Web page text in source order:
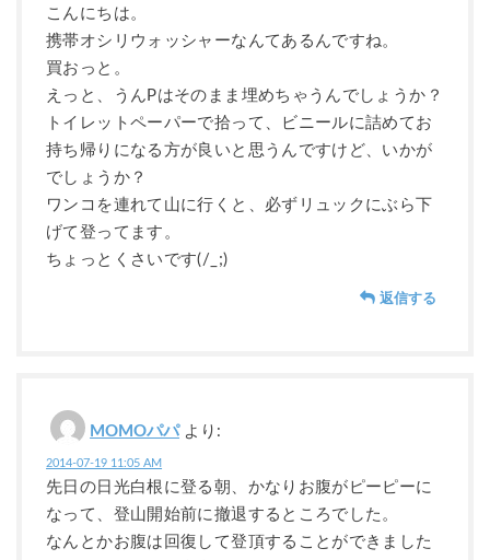
こんにちは。
携帯オシリウォッシャーなんてあるんですね。
買おっと。
えっと、うんPはそのまま埋めちゃうんでしょうか？
トイレットペーパーで拾って、ビニールに詰めてお
持ち帰りになる方が良いと思うんですけど、いかが
でしょうか？
ワンコを連れて山に行くと、必ずリュックにぶら下
げて登ってます。
ちょっとくさいです(/_;)
返信する
MOMOパパ より:
2014-07-19 11:05 AM
先日の日光白根に登る朝、かなりお腹がピーピーに
なって、登山開始前に撤退するところでした。
なんとかお腹は回復して登頂することができました